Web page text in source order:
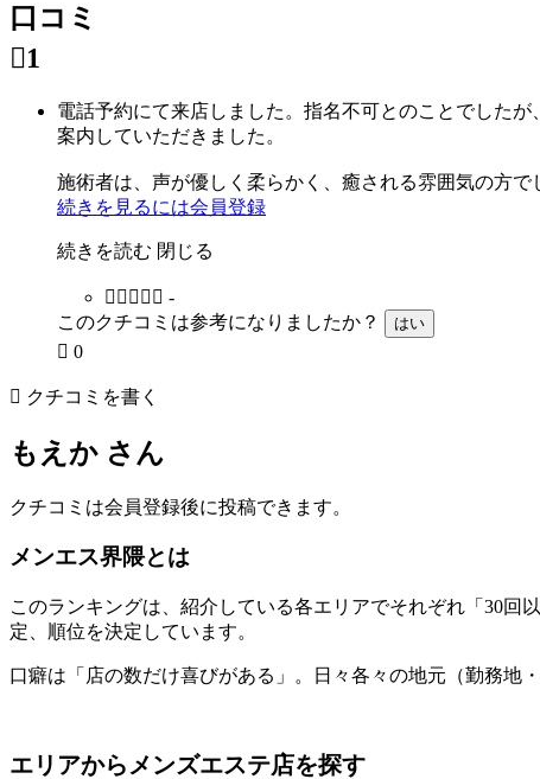
口コミ
1
電話予約にて来店しました。指名不可とのことでしたが
案内していただきました。
施術者は、声が優しく柔らかく、癒される雰囲気の方で
続きを見るには会員登録
続きを読む 閉じる
     -
このクチコミは参考になりましたか？
はい
 0
 クチコミを書く
もえか さん
クチコミは会員登録後に投稿できます。
メンエス界隈とは
このランキングは、紹介している各エリアでそれぞれ「30
定、順位を決定しています。
口癖は「店の数だけ喜びがある」。日々各々の地元（勤務地
エリアからメンズエステ店を探す